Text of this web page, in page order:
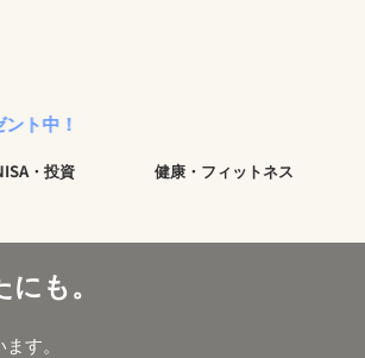
・投資 健康・フィットネス
も。
す。